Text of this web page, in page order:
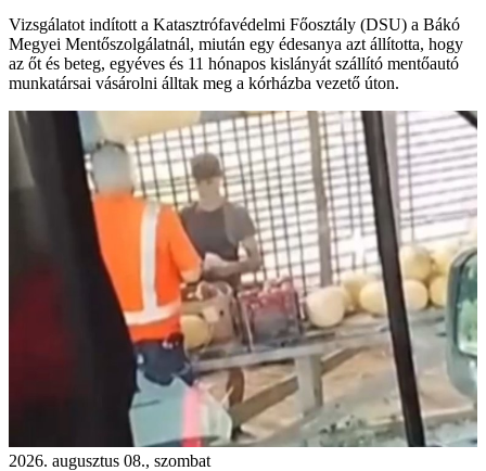
Vizsgálatot indított a Katasztrófavédelmi Főosztály (DSU) a Bákó
Megyei Mentőszolgálatnál, miután egy édesanya azt állította, hogy
az őt és beteg, egyéves és 11 hónapos kislányát szállító mentőautó
munkatársai vásárolni álltak meg a kórházba vezető úton.
2026. augusztus 08., szombat